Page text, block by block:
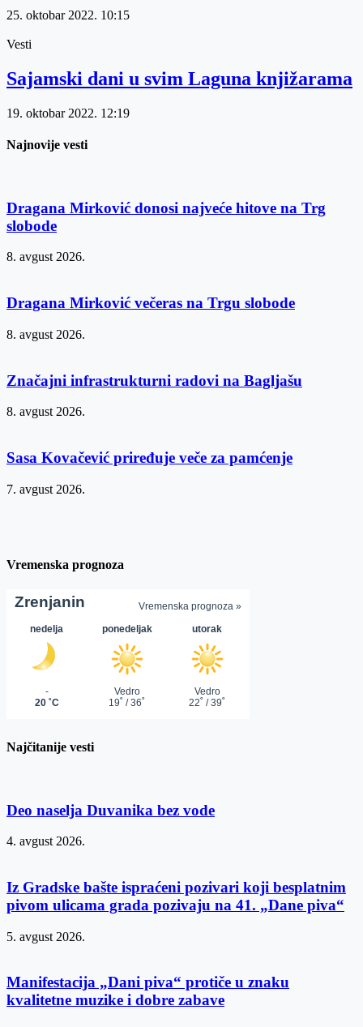
25. oktobar 2022. 10:15
Vesti
Sajamski dani u svim Laguna knjižarama
19. oktobar 2022. 12:19
Najnovije vesti
Dragana Mirković donosi najveće hitove na Trg
slobode
8. avgust 2026.
Dragana Mirković večeras na Trgu slobode
8. avgust 2026.
Značajni infrastrukturni radovi na Bagljašu
8. avgust 2026.
Sasa Kovačević priređuje veče za pamćenje
7. avgust 2026.
Vremenska prognoza
Najčitanije vesti
Deo naselja Duvanika bez vode
4. avgust 2026.
Iz Gradske bašte ispraćeni pozivari koji besplatnim
pivom ulicama grada pozivaju na 41. „Dane piva“
5. avgust 2026.
Manifestacija „Dani piva“ protiče u znaku
kvalitetne muzike i dobre zabave